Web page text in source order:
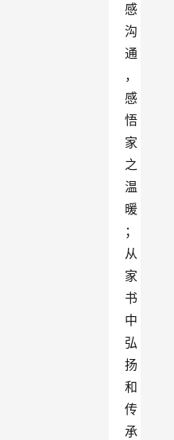
感
沟
通
，
感
悟
家
之
温
暖
；
从
家
书
中
弘
扬
和
传
承